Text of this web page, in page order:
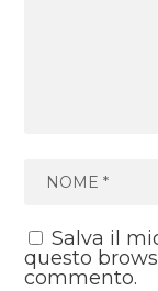
Salva il
questo
commento.